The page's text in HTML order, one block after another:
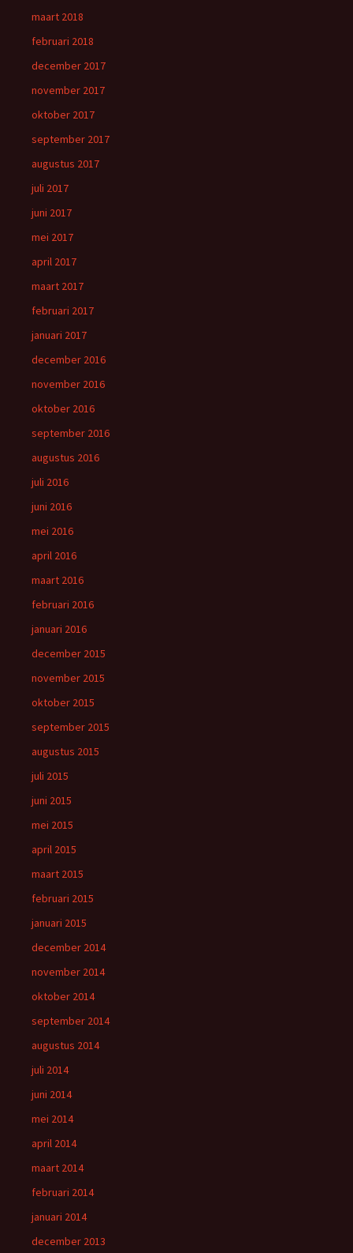
maart 2018
februari 2018
december 2017
november 2017
oktober 2017
september 2017
augustus 2017
juli 2017
juni 2017
mei 2017
april 2017
maart 2017
februari 2017
januari 2017
december 2016
november 2016
oktober 2016
september 2016
augustus 2016
juli 2016
juni 2016
mei 2016
april 2016
maart 2016
februari 2016
januari 2016
december 2015
november 2015
oktober 2015
september 2015
augustus 2015
juli 2015
juni 2015
mei 2015
april 2015
maart 2015
februari 2015
januari 2015
december 2014
november 2014
oktober 2014
september 2014
augustus 2014
juli 2014
juni 2014
mei 2014
april 2014
maart 2014
februari 2014
januari 2014
december 2013